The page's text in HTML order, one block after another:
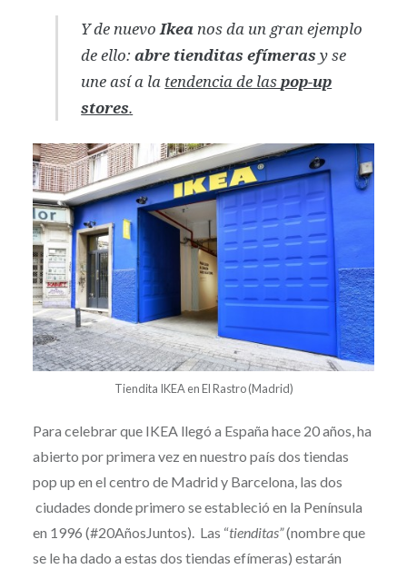
Y de nuevoIkeanos da un gran ejemplo
de ello:abre tienditas efímeras y se
une así a la tendencia de laspop-up
stores.
Tiendita IKEA en El Rastro (Madrid)
Para celebrar que IKEA llegó a España hace 20 años, ha
abierto por primera vez en nuestro país dos tiendas
pop up en el centro de Madrid y Barcelona, las dos
ciudades donde primero se estableció en la Península
en 1996 (#20AñosJuntos). Las “tienditas”(nombre que
se le ha dado a estas dos tiendas efímeras) estarán